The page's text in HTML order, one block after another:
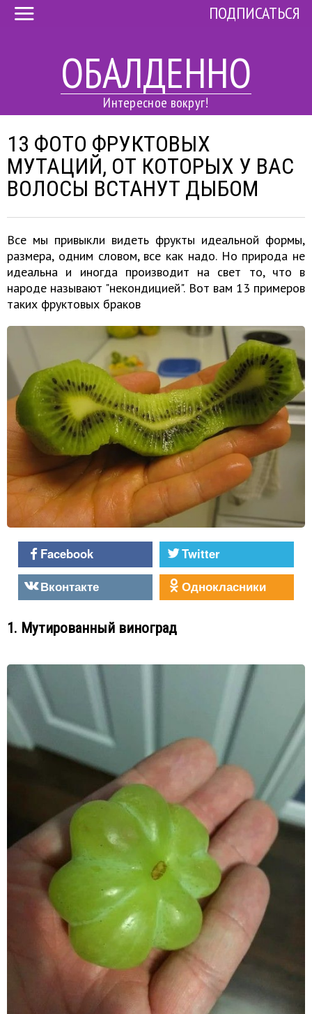
ОБАЛДЕННО
Интересное вокруг!
ПОДПИСАТЬСЯ
13 ФОТО ФРУКТОВЫХ
МУТАЦИЙ, ОТ КОТОРЫХ У ВАС
ВОЛОСЫ ВСТАНУТ ДЫБОМ
Все мы привыкли видеть фрукты идеальной формы,
размера, одним словом, все как надо. Но природа не
идеальна и иногда производит на свет то, что в
народе называют "некондицией". Вот вам 13 примеров
таких фруктовых браков
Facebook
Twitter
Вконтакте
Однокласники
1. Мутированный виноград